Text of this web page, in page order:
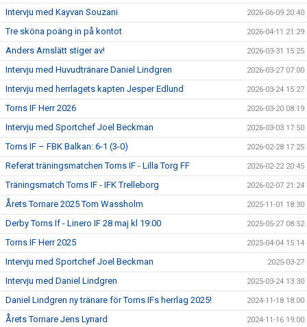
Intervju med Kayvan Souzani 2026-06-09 20:40
Tre sköna poäng in på kontot 2026-04-11 21:29
Anders Arnslätt stiger av! 2026-03-31 15:25
Intervju med Huvudtränare Daniel Lindgren 2026-03-27 07:00
Intervju med herrlagets kapten Jesper Edlund 2026-03-24 15:27
Torns IF Herr 2026 2026-03-20 08:19
Intervju med Sportchef Joel Beckman 2026-03-03 17:50
Torns IF – FBK Balkan: 6-1 (3-0) 2026-02-28 17:25
Referat träningsmatchen Torns IF - Lilla Torg FF 2026-02-22 20:45
Träningsmatch Torns IF - IFK Trelleborg 2026-02-07 21:24
Årets Tornare 2025 Tom Wassholm 2025-11-01 18:30
Derby Torns If - Linero IF 28 maj kl 19:00 2025-05-27 08:52
Torns IF Herr 2025 2025-04-04 15:14
Intervju med Sportchef Joel Beckman 2025-03-27
Intervju med Daniel Lindgren 2025-03-24 13:30
Daniel Lindgren ny tränare för Torns IFs herrlag 2025! 2024-11-18 18:00
Årets Tornare Jens Lynard 2024-11-16 19:00